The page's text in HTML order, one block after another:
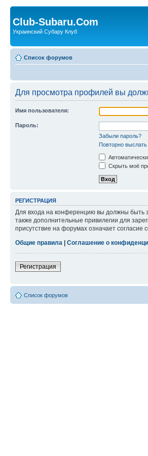
Club-Subaru.Com
Украинский Субару Клуб
Список форумов
Для просмотра профилей вы
Имя пользователя:
Пароль:
Забыли пароль?
Повторно выслать
Скрыть моё
РЕГИСТРАЦИЯ
Для входа на конференцию вы должны быть
также дополнительные привилегии для
присутствие на форумах означает согласие
Общие правила
Соглашение о
Регистрация
Список форумов